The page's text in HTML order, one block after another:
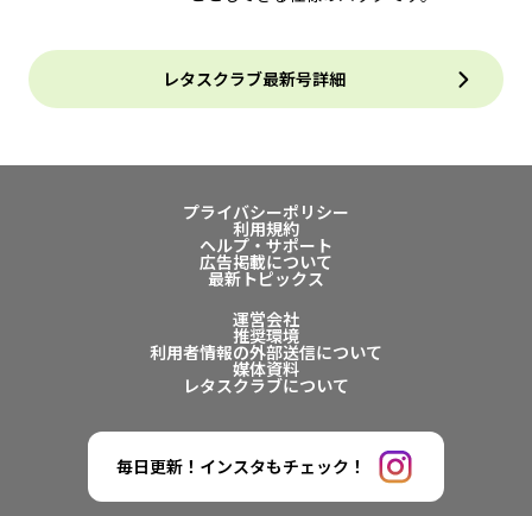
レタスクラブ最新号詳細
プライバシーポリシー
利用規約
ヘルプ・サポート
広告掲載について
最新トピックス
運営会社
推奨環境
利用者情報の外部送信について
媒体資料
レタスクラブについて
毎日更新！インスタもチェック！